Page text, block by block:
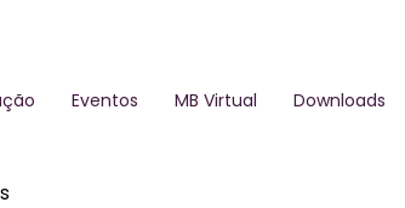
Eventos MB Virtual Downloads